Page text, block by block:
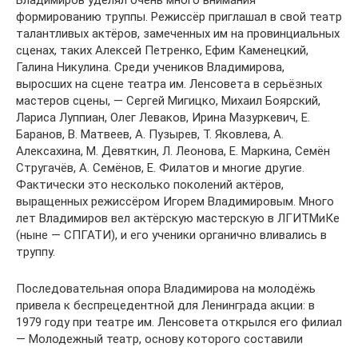
формированию труппы. Режиссёр приглашал в свой театр
талантливых актёров, замеченных им на провинциальных
сценах, таких Алексей Петренко, Ефим Каменецкий,
Галина Никулина. Среди учеников Владимирова,
выросших на сцене театра им. Ленсовета в серьёзных
мастеров сцены, — Сергей Мигицко, Михаил Боярский,
Лариса Луппиан, Олег Леваков, Ирина Мазуркевич, Е.
Баранов, В. Матвеев, А. Пузырев, Т. Яковлева, А.
Алексахина, М. Девяткин, Л. Леонова, Е. Маркина, Семён
Стругачёв, А. Семёнов, Е. Филатов и многие другие.
Фактически это несколько поколений актёров,
выращенных режиссёром Игорем Владимировым. Много
лет Владимиров вел актёрскую мастерскую в ЛГИТМиКе
(ныне — СПГАТИ), и его ученики органично вливались в
труппу.
Последовательная опора Владимирова на молодёжь
привела к беспрецедентной для Ленинграда акции: в
1979 году при театре им. Ленсовета открылся его филиал
— Молодежный театр, основу которого составили